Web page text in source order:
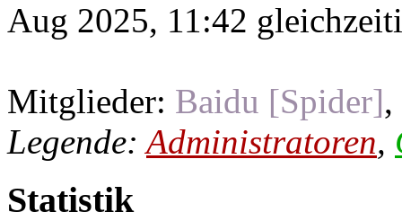
Aug 2025, 11:42
Mitglieder: Baidu [Spider],
Legende:Administratoren,
Statistik